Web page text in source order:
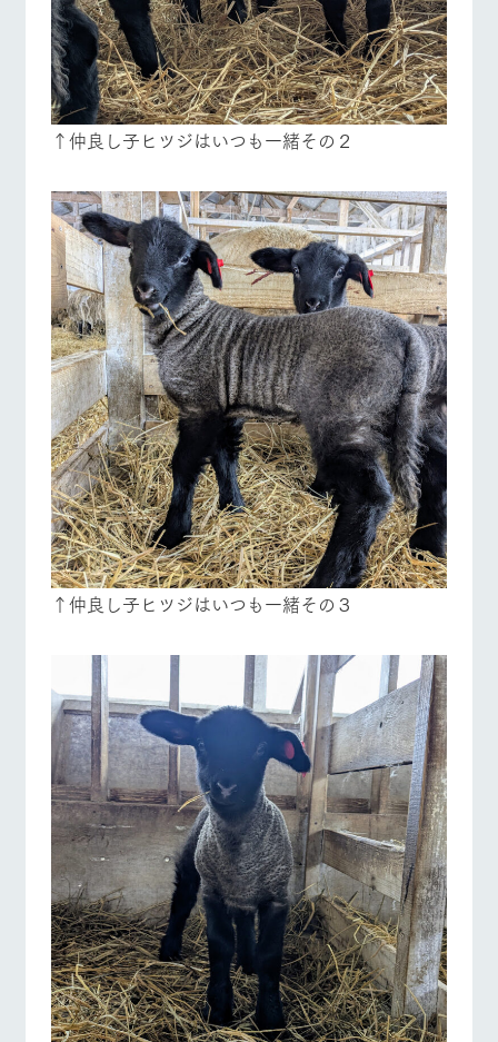
↑仲良し子ヒツジはいつも一緒その２
↑仲良し子ヒツジはいつも一緒その３